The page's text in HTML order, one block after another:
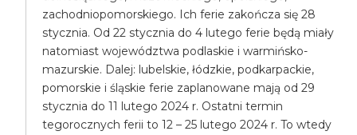
zachodniopomorskiego. Ich ferie zakończa się 28
stycznia. Od 22 stycznia do 4 lutego ferie będą miały
natomiast województwa podlaskie i warmińsko-
mazurskie. Dalej: lubelskie, łódzkie, podkarpackie,
pomorskie i śląskie ferie zaplanowane mają od 29
stycznia do 11 lutego 2024 r. Ostatni termin
tegorocznych ferii to 12 – 25 lutego 2024 r. To wtedy